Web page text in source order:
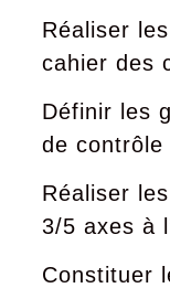
Réaliser
cahier des
Définir les
de contrôle
Réaliser
3/5 axes à
Constituer